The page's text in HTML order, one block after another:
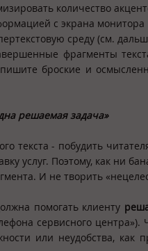
количество
с экрана монитора
среду (см.
фрагменты
броские и
решаемая задача»
текста - побудить
услуг. Поэтому, как ни
И не творить
помогать клиенту
сервисного
или неудобства, как